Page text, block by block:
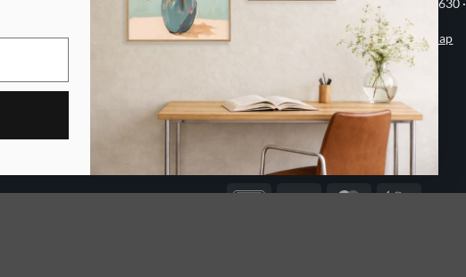
Printogrammer.dk · Navervej 21 · 8382 Hinnerup · CVR 40736166 · (+45) 8844 1630 ·
Handelsbetingelser Privatlivspolitik·Sitemap
© 2026 Printogrammer.dk
DanKortVisa MasterCard
Apple